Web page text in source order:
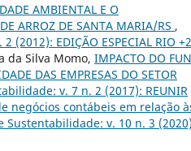
AMBIENTAL E O
ARROZ DE SANTA MARIA/RS ,
EDIÇÃO ESPECIAL RIO
da Silva Momo, IMPACTO DO
DAS EMPRESAS DO SETOR
v. 7 n. 2 (2017): REUNIR
negócios contábeis em relação
Sustentabilidade: v. 10 n. 3